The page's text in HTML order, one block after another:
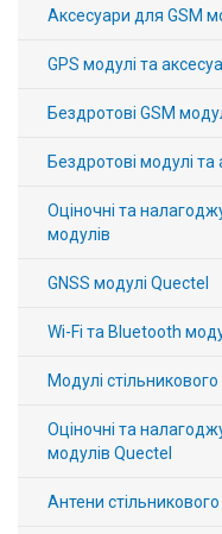
Аксесуари для GSM
GPS модулі та
Бездротові GSM
Бездротові модулі
Оціночні та
модулів
GNSS модулі Quectel
Wi-Fi та Bluetooth
Модулі
Оціночні та
модулів Quectel
Антени